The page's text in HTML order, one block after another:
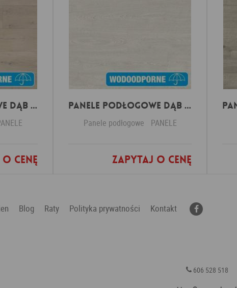
Panele Podłogowe Dąb Spokojny Jasny IMU1854 AC5 12 mm
cenę
Panele Podłogowe Dąb Patynowy Klasyczny Jasny IMU3559 AC5 12 mm
Panele podłogowe PANELE
Zapytaj o cenę
Dodaj do ulubionych
Blog Raty Polityka prywatności
Kontakt
606 528 518